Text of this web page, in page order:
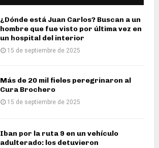
¿Dónde está Juan Carlos? Buscan a un
hombre que fue visto por última vez en
un hospital del interior
15 de septiembre de 2025
Más de 20 mil fieles peregrinaron al
Cura Brochero
15 de septiembre de 2025
Iban por la ruta 9 en un vehículo
adulterado: los detuvieron